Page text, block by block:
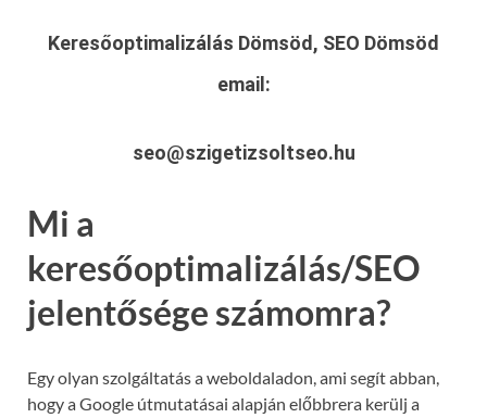
Keresőoptimalizálás Dömsöd, SEO Dömsöd
email:
seo@szigetizsoltseo.hu
Mi a
keresőoptimalizálás/SEO
jelentősége számomra?
Egy olyan szolgáltatás a weboldaladon, ami segít abban,
hogy a Google útmutatásai alapján előbbrera kerülj a